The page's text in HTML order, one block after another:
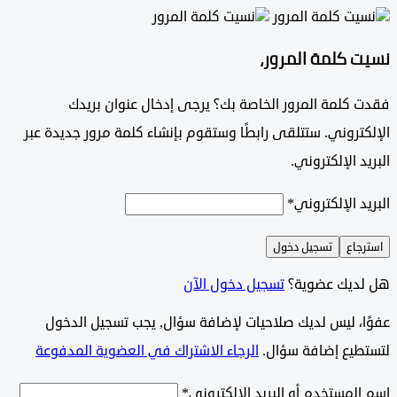
كلمة المرور،
كلمة المرور الخاصة بك؟ يرجى إدخال عنوان بريدك
ستتلقى رابطًا وستقوم بإنشاء كلمة مرور جديدة عبر
الإلكتروني.
الإلكتروني*
تسجيل دخول
عضوية؟تسجيل دخول الآن
ليس لديك صلاحيات لإضافة سؤال, يجب تسجيل الدخول
إضافة سؤال.الرجاء الاشتراك في العضوية المدفوعة